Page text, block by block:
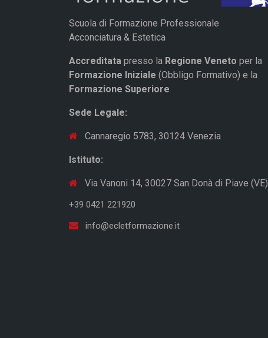
Scuola di Formazione Professionale
Acconciatura & Estetica
Accreditata presso la Regione Veneto per la
Formazione Iniziale (Obbligo Formativo) e la
Formazione Superiore
Sede Legale:
Cannaregio 5783, 30124 Venezia
Istituto:
Via Vanoni 14, 30027 San Donà di Piave (VE)
+39 0421 221920
info@ecletformazione.it